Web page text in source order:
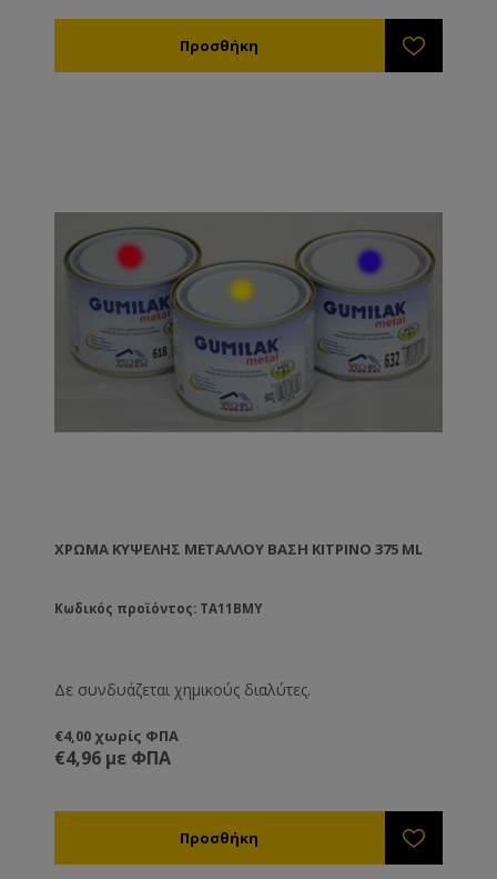
ΧΡΏΜΑ ΚΥΨΈΛΗΣ ΜΕΤΆΛΛΟΥ ΒΑΣΗ ΚΊΤΡΙΝΟ 375 ML
Κωδικός προϊόντος: TA11BMY
Δε συνδυάζεται χημικούς διαλύτες.
€4,00 χωρίς ΦΠΑ
€4,96 με ΦΠΑ